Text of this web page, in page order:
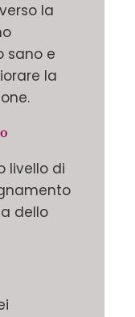
la
sano e
la
livello di
dello